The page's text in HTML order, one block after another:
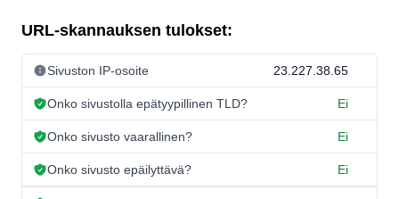
URL-skannauksen tulokset:
Sivuston IP-osoite 23.227.38.65
Onko sivustolla epätyypillinen TLD? Ei
Onko sivusto vaarallinen? Ei
Onko sivusto epäilyttävä? Ei